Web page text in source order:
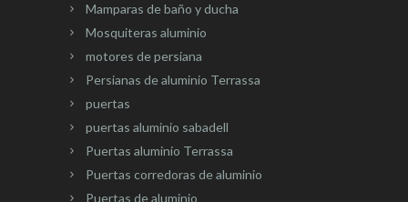
Mamparas de baño y ducha
Mosquiteras aluminio
motores de persiana
Persianas de aluminio Terrassa
puertas
puertas aluminio sabadell
Puertas aluminio Terrassa
Puertas corredoras de aluminio
Puertas de aluminio